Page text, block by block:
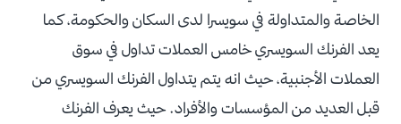
الخاصة والمتداولة في سويسرا لدى السكان والحكومة، كما
يعد الفرنك السويسري خامس العملات تداول في سوق
العملات الأجنبية، حيث انه يتم يتداول الفرنك السويسري من
قبل العديد من المؤسسات والأفراد. حيث يعرف الفرنك